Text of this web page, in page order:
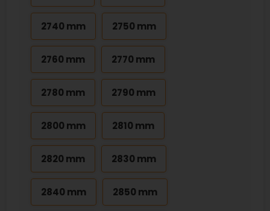
2740 mm 2750 mm
2760 mm 2770 mm
2780 mm 2790 mm
2800 mm 2810 mm
2820 mm 2830 mm
2840 mm 2850 mm